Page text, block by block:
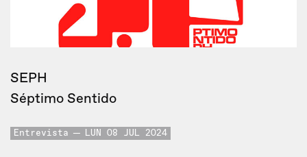
SEPH
Séptimo Sentido
Entrevista LUN 08 JUL 2024